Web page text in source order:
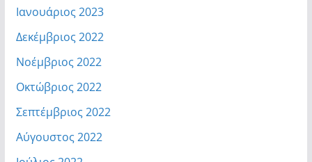
Ιανουάριος 2023
Δεκέμβριος 2022
Νοέμβριος 2022
Οκτώβριος 2022
Σεπτέμβριος 2022
Αύγουστος 2022